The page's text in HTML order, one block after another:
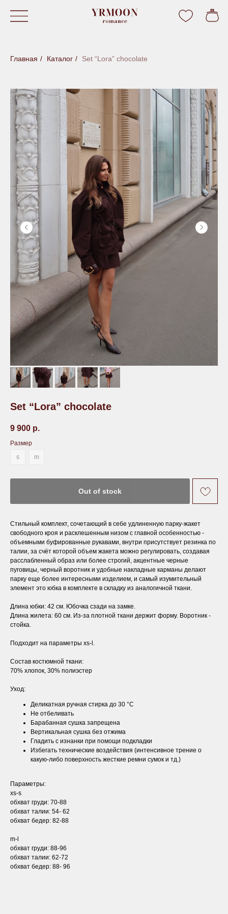
Главная / Каталог / Set “Lora” chocolate
Set “Lora” chocolate
9 900 р.
Размер
s
m
Out of stock
Стильный комплект, сочетающий в себе удлиненную парку-жакет
свободного кроя и расклешенным низом с главной особенностью -
объемными буфированные рукавами, внутри присутствует резинка по
талии, за счёт которой объем жакета можно регулировать, создавая
расслабленный образ или более строгий, акцентные черные
пуговицы, черный воротник и удобные накладные карманы делают
парку еще более интересными изделием, и самый изумительный
элемент это юбка в комплекте в складку из аналогичной ткани.
Длина юбки: 42 см. Юбочка сзади на замке.
Длина жилета: 60 см. Из-за плотной ткани держит форму. Воротник -
стойка.
Подходит на параметры xs-l.
Состав костюмной ткани:
70% хлопок, 30% полиэстер
Уход:
Деликатная ручная стирка до 30 °С
Не отбеливать
Барабанная сушка запрещена
Вертикальная сушка без отжима
Гладить с изнанки при помощи подкладки
Избегать технические воздействия (интенсивное трение о
какую-либо поверхность жесткие ремни сумок и тд.)
Параметры:
xs-s
обхват груди: 70-88
обхват талии: 54- 62
обхват бедер: 82-88
m-l
обхват груди: 88-96
обхват талии: 62-72
обхват бедер: 88- 96